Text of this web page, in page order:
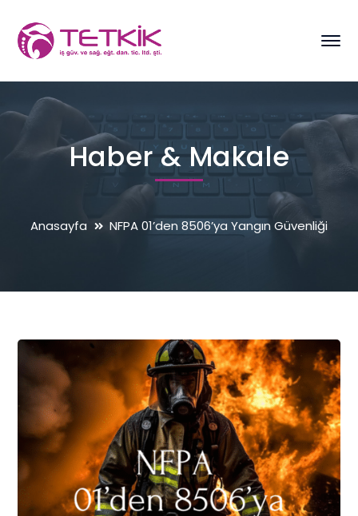
Haber & Makale
Anasayfa NFPA 01’den 8506’ya Yangın Güvenliği